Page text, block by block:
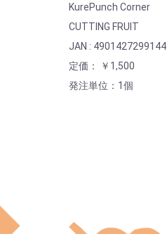
KurePunch Corner
CUTTING FRUIT
JAN : 4901427299144
定価： ￥1,500
発注単位：1個